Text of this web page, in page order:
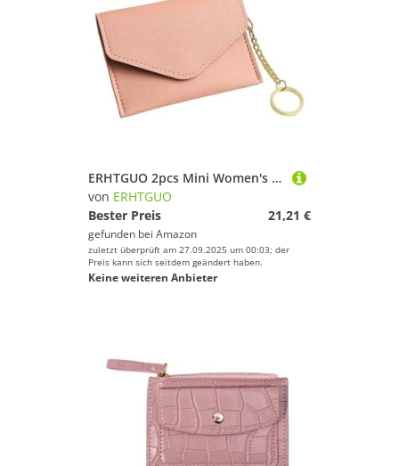
ERHTGUO 2pcs Mini Women's Ultra Thin Card Holder Wallet with Keychain PU Leather Hasp Case Business Cover Lady Coin Money Pouch(Pink)
von ERHTGUO
Bester Preis
21,21 €
gefunden bei Amazon
zuletzt überprüft am 27.09.2025 um 00:03; der
Preis kann sich seitdem geändert haben.
Keine weiteren Anbieter